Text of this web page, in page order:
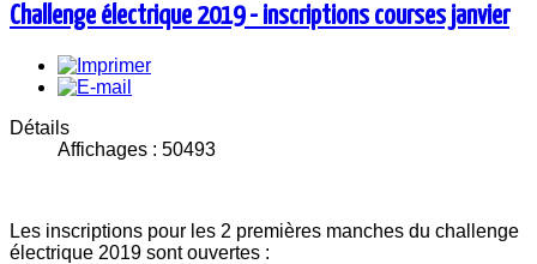
Challenge électrique 2019 - inscriptions courses janvier
Détails
Affichages : 50493
Les inscriptions pour les 2 premières manches du challenge
électrique 2019 sont ouvertes :